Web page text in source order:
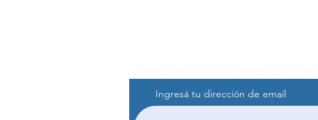
Ingresá tu dirección de email